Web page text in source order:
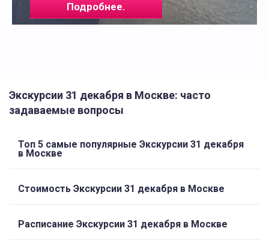
Подробнее.
Экскурсии 31 декабря в Москве: часто
задаваемые вопросы
Топ 5 самые популярные Экскурсии 31 декабря
в Москве
Стоимость Экскурсии 31 декабря в Москве
Расписание Экскурсии 31 декабря в Москве